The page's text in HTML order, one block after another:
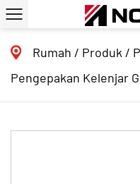
Rumah / Produk /
Pengepakan Kelenjar